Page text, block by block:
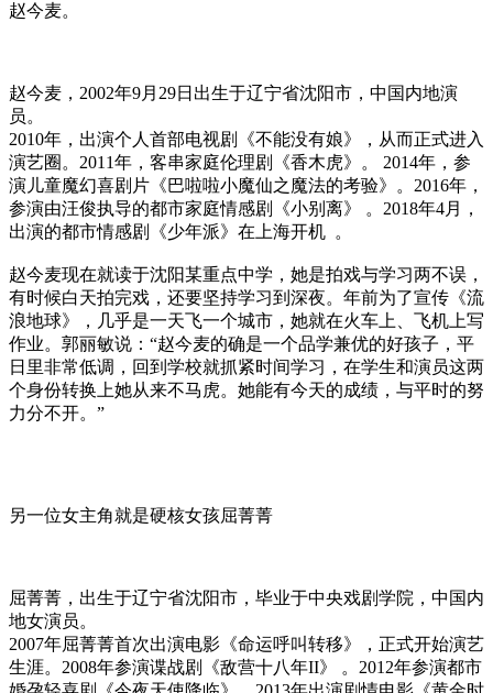
赵今麦。
赵今麦，2002年9月29日出生于辽宁省沈阳市，中国内地演
员。
2010年，出演个人首部电视剧《不能没有娘》，从而正式进入
演艺圈。2011年，客串家庭伦理剧《香木虎》。 2014年，参
演儿童魔幻喜剧片《巴啦啦小魔仙之魔法的考验》。2016年，
参演由汪俊执导的都市家庭情感剧《小别离》 。2018年4月，
出演的都市情感剧《少年派》在上海开机 。
赵今麦现在就读于沈阳某重点中学，她是拍戏与学习两不误，
有时候白天拍完戏，还要坚持学习到深夜。年前为了宣传《流
浪地球》，几乎是一天飞一个城市，她就在火车上、飞机上写
作业。郭丽敏说：“赵今麦的确是一个品学兼优的好孩子，平
日里非常低调，回到学校就抓紧时间学习，在学生和演员这两
个身份转换上她从来不马虎。她能有今天的成绩，与平时的努
力分不开。”
另一位女主角就是硬核女孩屈菁菁
屈菁菁，出生于辽宁省沈阳市，毕业于中央戏剧学院，中国内
地女演员。
2007年屈菁菁首次出演电影《命运呼叫转移》，正式开始演艺
生涯。2008年参演谍战剧《敌营十八年II》 。2012年参演都市